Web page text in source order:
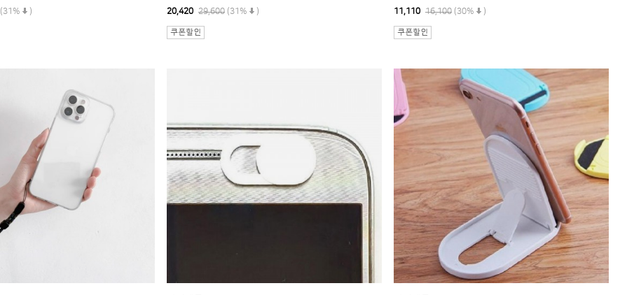
(31% ) 20,420 29,600 (31% ) 11,110 16,100 (30% )